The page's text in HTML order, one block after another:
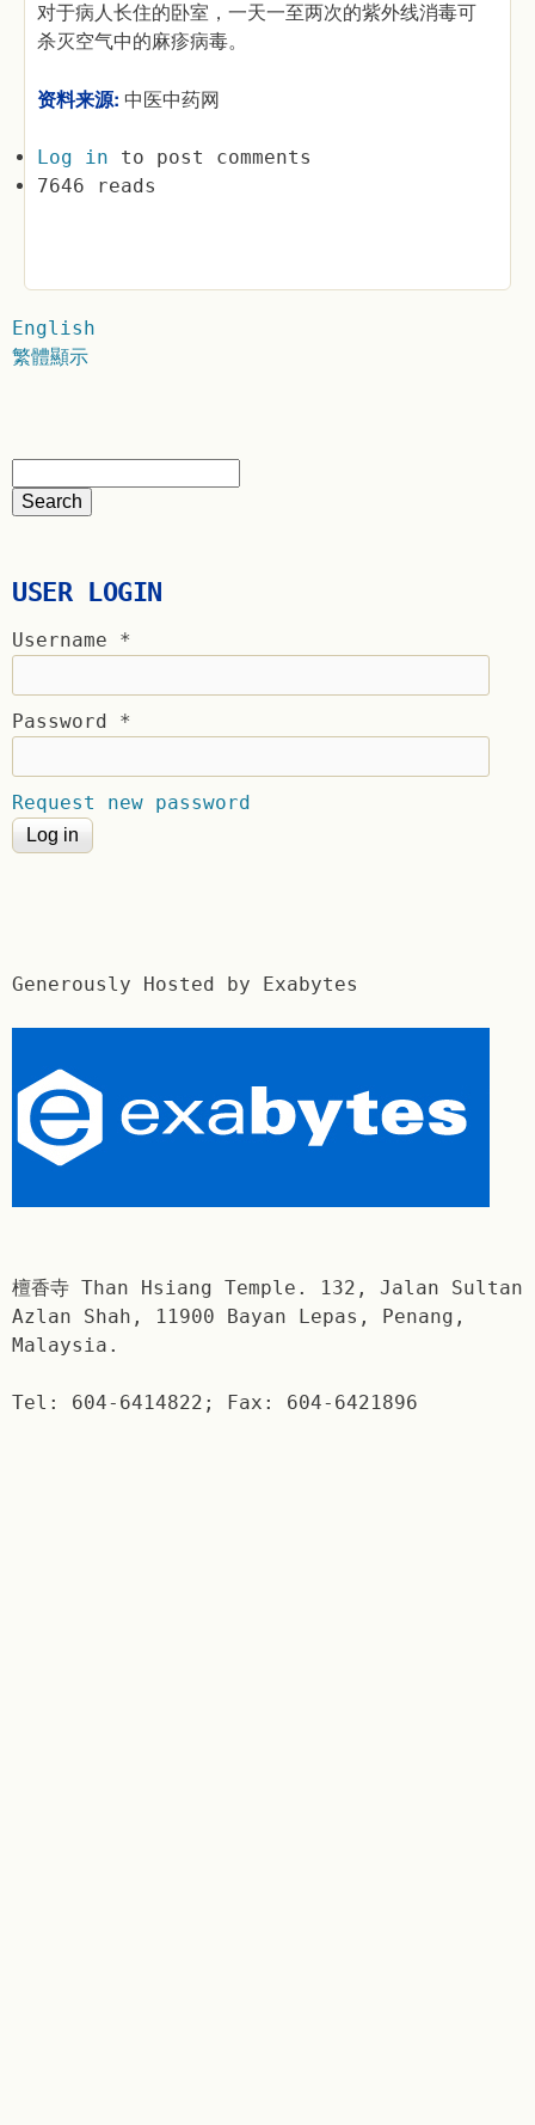
对于病人长住的卧室，一天一至两次的紫外线消毒可
杀灭空气中的麻疹病毒。
资料来源: 中医中药网
Log in to post comments
7646 reads
English
繁體顯示
USER LOGIN
Username *
Password *
Request new password
Generously Hosted by Exabytes
檀香寺 Than Hsiang Temple. 132, Jalan Sultan
Azlan Shah, 11900 Bayan Lepas, Penang,
Malaysia.
Tel: 604-6414822; Fax: 604-6421896